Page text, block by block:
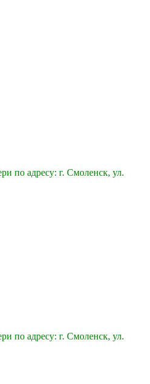
по адресу: г. Смоленск, ул.
по адресу: г. Смоленск, ул.